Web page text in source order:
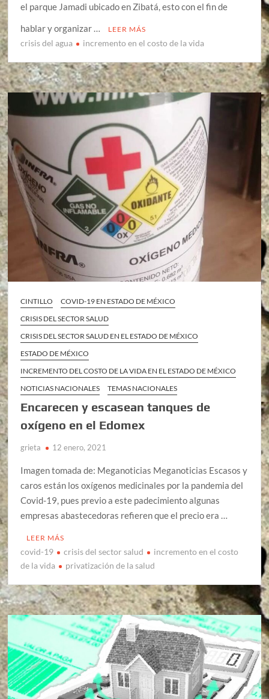
el parque Jamadi ubicado en Zibatá, esto con el fin de
hablar y organizar …
LEER MÁS
crisis del agua incremento en el costo de la vida
CINTILLO
COVID-19 EN ESTADO DE MÉXICO
CRISIS DEL SECTOR SALUD
CRISIS DEL SECTOR SALUD EN EL ESTADO DE MÉXICO
ESTADO DE MÉXICO
INCREMENTO DEL COSTO DE LA VIDA EN EL ESTADO DE MÉXICO
NOTICIAS NACIONALES
TEMAS NACIONALES
Encarecen y escasean tanques de
oxígeno en el Edomex
grieta 12 enero, 2021
Imagen tomada de: Meganoticias Meganoticias Escasos y
caros están los oxígenos medicinales por la pandemia del
Covid-19, pues previo a este padecimiento algunas
empresas abastecedoras refieren que el precio era …
LEER MÁS
covid-19 crisis del sector salud
incremento en el costo
de la vida
privatización de la salud